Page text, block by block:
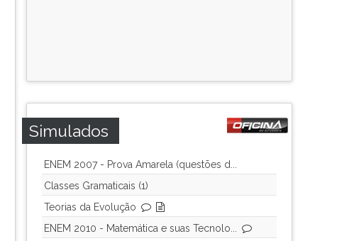
Simulados
ENEM 2007 - Prova Amarela (questões d...
Classes Gramaticais (1)
Teorias da Evolução
ENEM 2010 - Matemática e suas Tecnolo...